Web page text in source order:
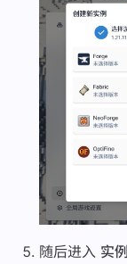
随后进入 实